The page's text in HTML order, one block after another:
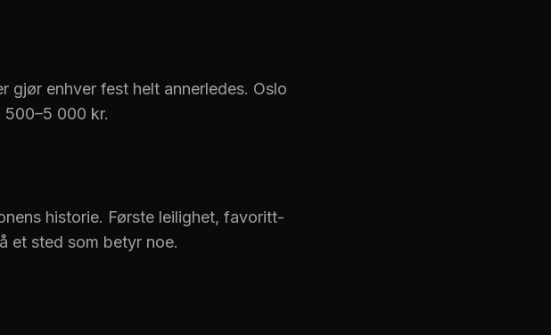
gjør enhver fest helt annerledes. Oslo
000 kr.
historie. Første leilighet, favoritt-
et sted som betyr noe.